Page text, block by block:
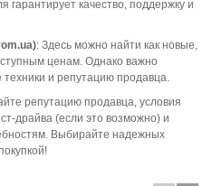
гарантирует качество, поддержку и
: Здесь можно найти как новые,
ценам. Однако важно
и репутацию продавца.
репутацию продавца, условия
драйва (если это возможно) и
Выбирайте надежных